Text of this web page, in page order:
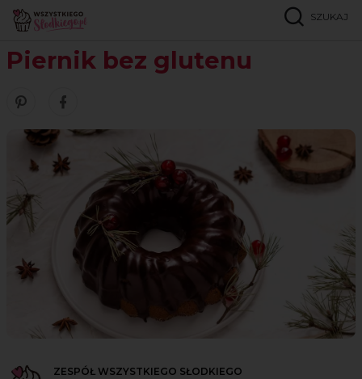
SZUKAJ
Strona główna Piernik bez glutenu
Piernik bez glutenu
Zobacz nasze piny w serwisie Pinterest
Udostępnij ten przepis w serwisie Facebook
ZESPÓŁ WSZYSTKIEGO SŁODKIEGO